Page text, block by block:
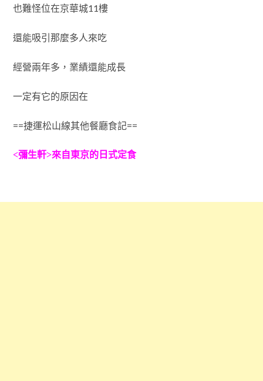
也難怪位在京華城11樓
還能吸引那麼多人來吃
經營兩年多，業績還能成長
一定有它的原因在
==捷運松山線其他餐廳食記==
<彌生軒>來自東京的日式定食